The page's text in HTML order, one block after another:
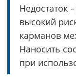
Недостаток
высокий
карманов
Наносить
при